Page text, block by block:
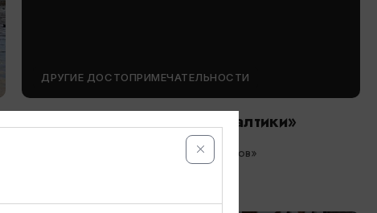
ДРУГИЕ ДОСТОПРИМЕЧАТЕЛЬНОСТИ
Колесо обозрения «Глаз Балтики»
Зеленоградск, ​Площадь «Роза Ветров»